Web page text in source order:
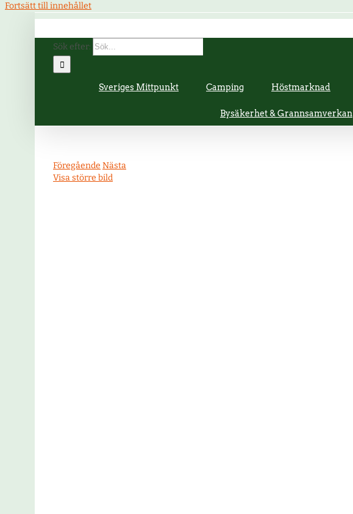
Fortsätt till innehållet
Sök efter:
Sveriges Mittpunkt Camping Höstmarknad
Bysäkerhet & Grannsamverkan
Föregående Nästa
Visa större bild